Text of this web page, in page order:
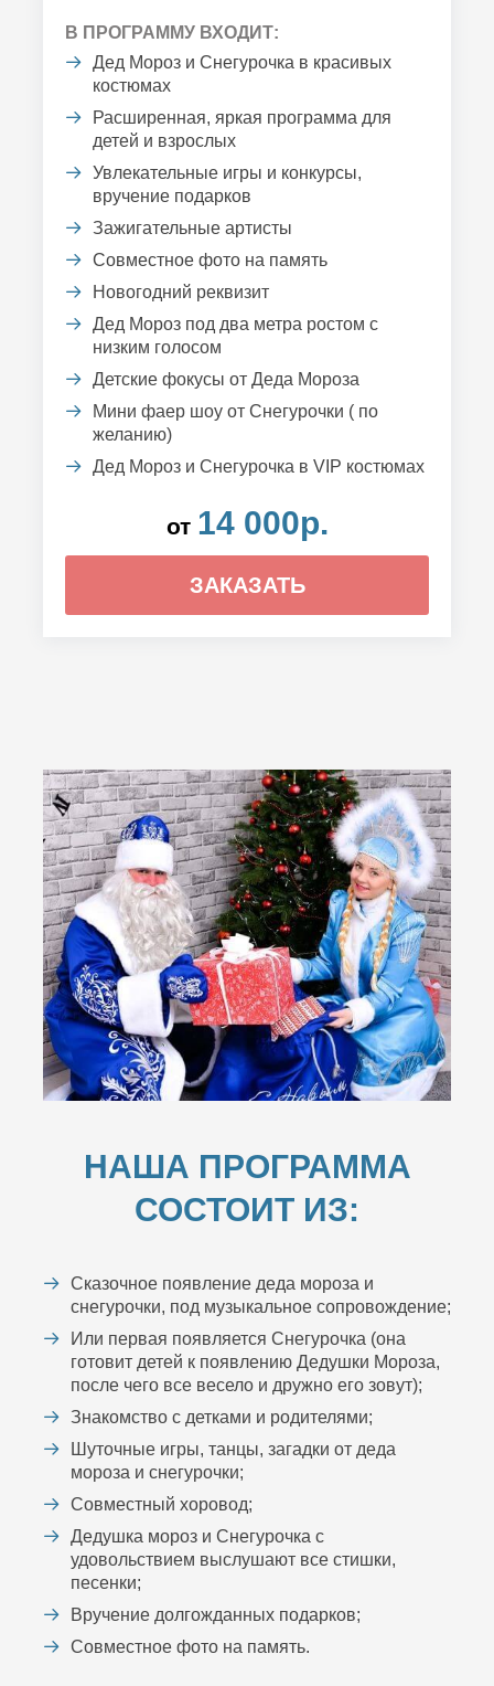
В ПРОГРАММУ ВХОДИТ:
Дед Мороз и Снегурочка в красивых
костюмах
Расширенная, яркая программа для
детей и взрослых
Увлекательные игры и конкурсы,
вручение подарков
Зажигательные артисты
Совместное фото на память
Новогодний реквизит
Дед Мороз под два метра ростом с
низким голосом
Детские фокусы от Деда Мороза
Мини фаер шоу от Снегурочки ( по
желанию)
Дед Мороз и Снегурочка в VIP костюмах
от 14 000р.
ЗАКАЗАТЬ
НАША ПРОГРАММА
СОСТОИТ ИЗ:
Сказочное появление деда мороза и
снегурочки, под музыкальное сопровождение;
Или первая появляется Снегурочка (она
готовит детей к появлению Дедушки Мороза,
после чего все весело и дружно его зовут);
Знакомство с детками и родителями;
Шуточные игры, танцы, загадки от деда
мороза и снегурочки;
Совместный хоровод;
Дедушка мороз и Снегурочка с
удовольствием выслушают все стишки,
песенки;
Вручение долгожданных подарков;
Совместное фото на память.